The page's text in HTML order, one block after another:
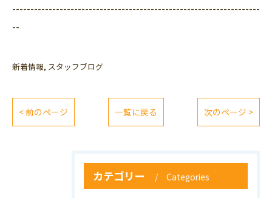
--------------------------------------------------------------------
--
新着情報 スタッフブログ
< 前のページ 一覧に戻る 次のページ >
カテゴリー Categories